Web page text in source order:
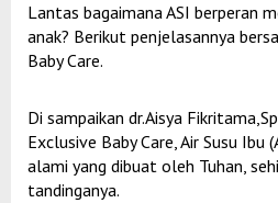
Lantas bagaimana ASI berperan
anak? Berikut penjelasannya
Baby Care.
Di sampaikan dr.Aisya
Exclusive Baby Care, Air Susu Ibu
alami yang dibuat oleh Tuhan,
tandinganya.